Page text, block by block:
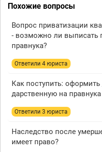
Похожие вопросы
Вопрос приватизации
- возможно ли выписать
правнука?
Ответили 4 юристa
Как поступить:
дарственную на
Ответили 3 юристa
Наследство после
имеет право?